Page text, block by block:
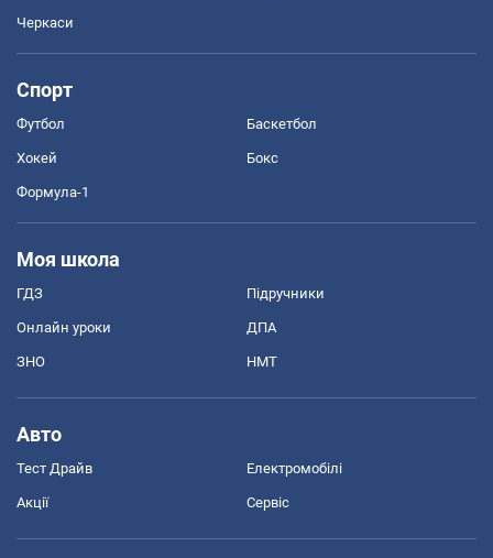
Черкаси
Спорт
Футбол Баскетбол
Хокей Бокс
Формула-1
Моя школа
ГДЗ Підручники
Онлайн уроки ДПА
ЗНО НМТ
Авто
Тест Драйв Електромобілі
Акції Сервіс